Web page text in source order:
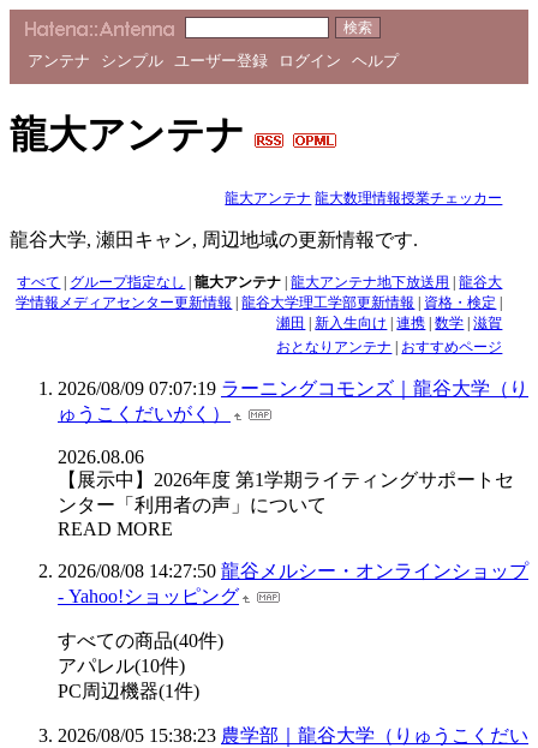
アンテナ シンプル ユーザー登録 ログイン ヘルプ
龍大アンテナ
龍大アンテナ 龍大数理情報授業チェッカー
龍谷大学, 瀬田キャン, 周辺地域の更新情報です.
すべて | グループ指定なし |龍大アンテナ |龍大アンテナ地下放送用 |龍谷大
学情報メディアセンター更新情報 |龍谷大学理工学部更新情報 | 資格・検定 |
瀬田 |新入生向け |連携 |数学 |滋賀
おとなりアンテナ | おすすめページ
2026/08/09 07:07:19 ラーニングコモンズ｜龍谷大学（り
ゅうこくだいがく）
2026.08.06
【展示中】2026年度 第1学期ライティングサポートセ
ンター「利用者の声」について
READ MORE
2026/08/08 14:27:50 龍谷メルシー・オンラインショップ
- Yahoo!ショッピング
すべての商品(40件)
アパレル(10件)
PC周辺機器(1件)
2026/08/05 15:38:23 農学部｜龍谷大学（りゅうこくだい